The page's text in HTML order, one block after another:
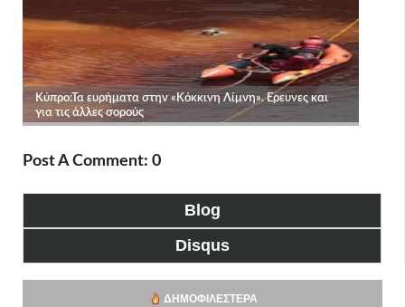
Post A Comment: 0
Blog
Disqus
ΔΗΜΟΦΙΛΈΣΤΕΡΑ